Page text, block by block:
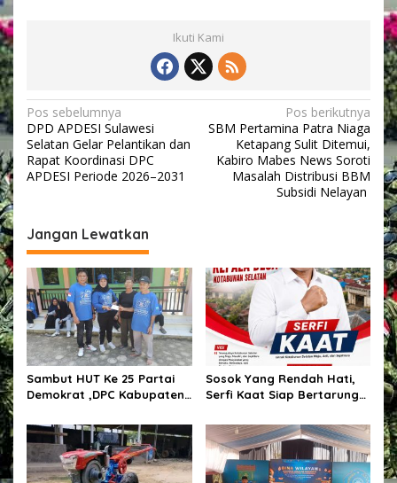
Ikuti Kami
N
a
v
a
s
i
p
o
s
Pos sebelumnya
DPD APDESI Sulawesi
Selatan Gelar Pelantikan dan
Rapat Koordinasi DPC
APDESI Periode 2026–2031
Pos berikutnya
SBM Pertamina Patra Niaga
Ketapang Sulit Ditemui,
Kabiro Mabes News Soroti
Masalah Distribusi BBM
Subsidi Nelayan ‎
Jangan Lewatkan
Sambut HUT Ke 25 Partai
Demokrat ,DPC Kabupaten
Bakti Bersihkan Lingkungan
Rumah Ibadah,Melalui
Gerakan Langit Biru
Indonesia ASRI.
Sosok Yang Rendah Hati,
Serfi Kaat Siap Bertarung
Desa Kotabunan Selatan